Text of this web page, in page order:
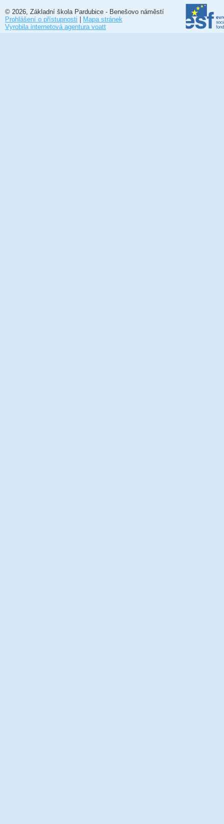
© 2026, Základní škola Pardubice - Benešovo náměstí
Prohlášení o přístupnosti | Mapa stránek
Vyrobila internetová agentura voatt